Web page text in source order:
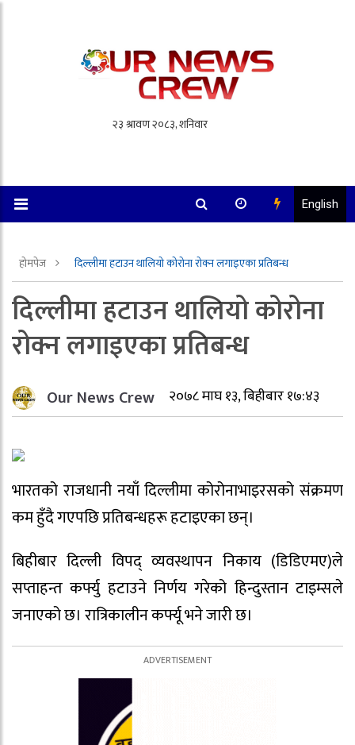
English
होमपेज दिल्लीमा हटाउन थालियो कोरोना रोक्न लगाइएका प्रतिबन्ध
दिल्लीमा हटाउन थालियो कोरोना
रोक्न लगाइएका प्रतिबन्ध
Our News Crew २०७८ माघ १३, बिहीबार १७:४३
भारतको राजधानी नयाँ दिल्लीमा कोरोनाभाइरसको संक्रमण
कम हुँदै गएपछि प्रतिबन्धहरू हटाइएका छन्।
बिहीबार दिल्ली विपद् व्यवस्थापन निकाय (डिडिएमए)ले
सप्ताहन्त कर्फ्यु हटाउने निर्णय गरेको हिन्दुस्तान टाइम्सले
जनाएको छ। रात्रिकालीन कर्फ्यू भने जारी छ।